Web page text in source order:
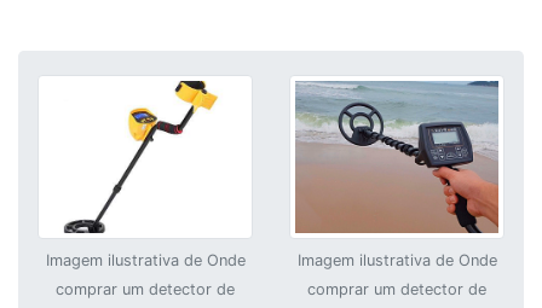
Imagem ilustrativa de Onde
comprar um detector de
Imagem ilustrativa de Onde
comprar um detector de